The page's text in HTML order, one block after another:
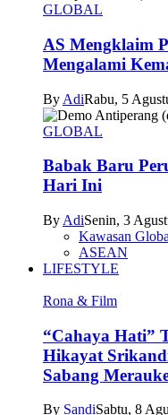
GLOBAL
AS Mengklaim
Mengalami
By AdiRabu, 5
GLOBAL
Babak Baru
Hari Ini
By AdiSenin, 3
Kawasan
ASEAN
LIFESTYLE
Rona & Film
“Cahaya Hati”
Hikayat
Sabang
By SandiSabtu, 8